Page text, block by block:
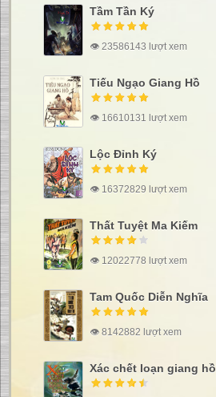
Tầm Tần Ký
👁 23586143 lượt xem
Tiếu Ngạo Giang Hồ
👁 16610131 lượt xem
Lộc Đỉnh Ký
👁 16372829 lượt xem
Thất Tuyệt Ma Kiếm
👁 12022778 lượt xem
Tam Quốc Diễn Nghĩa
👁 8142882 lượt xem
Xác chết loạn giang hồ